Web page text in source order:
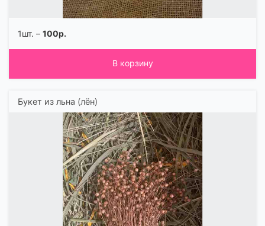
1шт. – 100р.
В корзину
Букет из льна (лён)